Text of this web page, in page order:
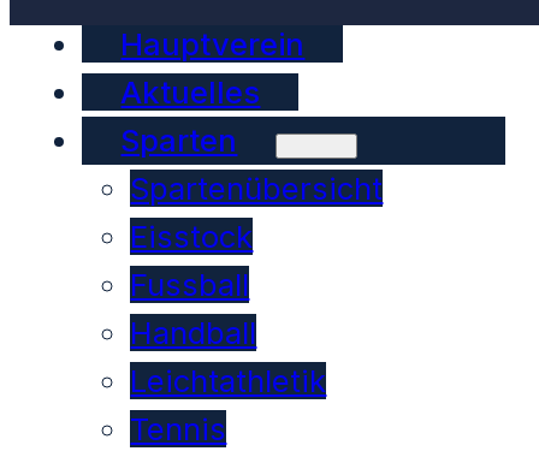
Hauptverein
Aktuelles
Sparten
Spartenübersicht
Eisstock
Fussball
Handball
Leichtathletik
Tennis